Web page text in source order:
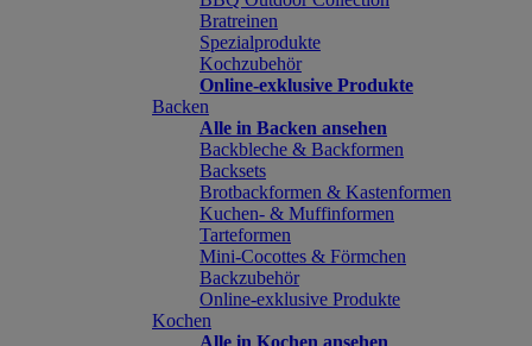
Bratreinen
Spezialprodukte
Kochzubehör
Online-exklusive Produkte
Backen
Alle in Backen ansehen
Backbleche & Backformen
Backsets
Brotbackformen & Kastenformen
Kuchen- & Muffinformen
Tarteformen
Mini-Cocottes & Förmchen
Backzubehör
Online-exklusive Produkte
Kochen
Alle in Kochen ansehen